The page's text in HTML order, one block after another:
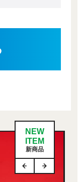
NEW
ITEM
新商品